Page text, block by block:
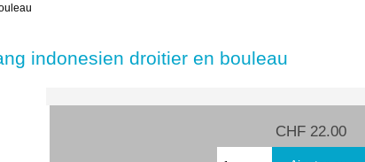
indonesien droitier en bouleau
CHF 22.00